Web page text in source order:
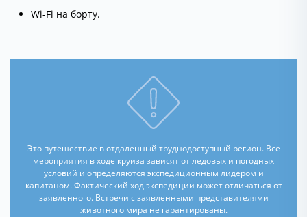
Wi-Fi на борту.
Это путешествие в отдаленный труднодоступный регион. Все
мероприятия в ходе круиза зависят от ледовых и погодных
условий и определяются экспедиционным лидером и
капитаном. Фактический ход экспедиции может отличаться от
заявленного. Встречи с заявленными представителями
животного мира не гарантированы.